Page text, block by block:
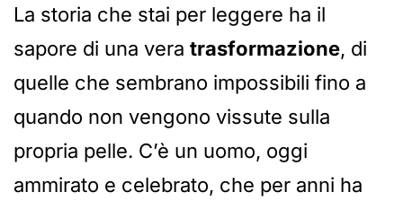
La storia che stai per leggere ha il
sapore di una vera trasformazione, di
quelle che sembrano impossibili fino a
quando non vengono vissute sulla
propria pelle. C’è un uomo, oggi
ammirato e celebrato, che per anni ha